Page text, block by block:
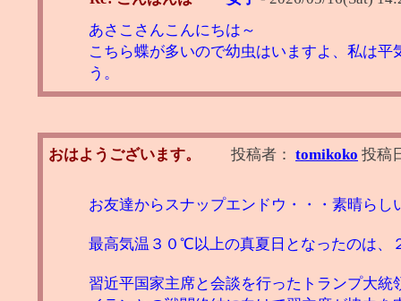
あさこさんこんにちは～
こちら蝶が多いので幼虫はいますよ、私は
う。
おはようございます。 投稿者： tomikoko 投稿
お友達からスナップエンドウ・・・素晴らし
最高気温３０℃以上の真夏日となったのは、
習近平国家主席と会談を行ったトランプ大統